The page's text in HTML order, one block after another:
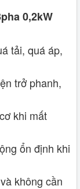
0,2kW
tải, quá áp,
trở phanh,
khi mất
ổn định khi
không cần